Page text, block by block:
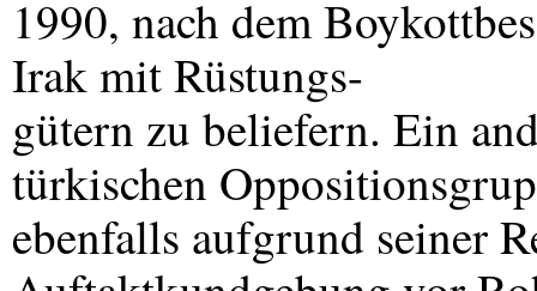
1990, nach dem
Irak mit Rüstungs-
gütern zu beliefern. Ein
türkischen
ebenfalls aufgrund seiner